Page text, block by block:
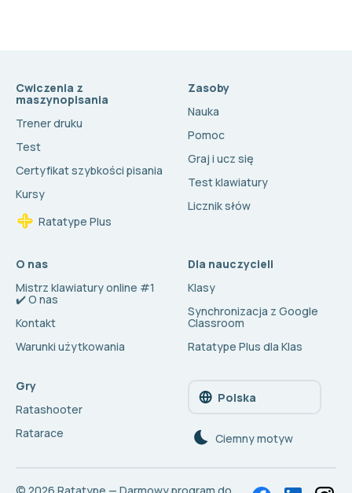
Cwiczenia z
maszynopisania
Trener druku
Test
Certyfikat szybkości pisania
Kursy
Ratatype Plus
Zasoby
Nauka
Pomoc
Graj i ucz się
Test klawiatury
Licznik słów
O nas
Mistrz klawiatury online #1
✔️ O nas
Kontakt
Warunki użytkowania
Dla nauczycieli
Klasy
Synchronizacja z Google
Classroom
Ratatype Plus dla Klas
Gry
Ratashooter
Ratarace
Polska
Сiemny motyw